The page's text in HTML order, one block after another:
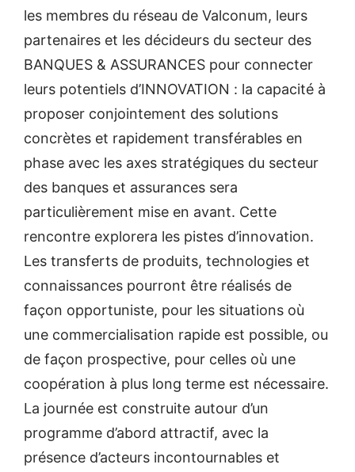
les membres du réseau de Valconum, leurs
partenaires et les décideurs du secteur des
BANQUES & ASSURANCES pour connecter
leurs potentiels d’INNOVATION : la capacité à
proposer conjointement des solutions
concrètes et rapidement transférables en
phase avec les axes stratégiques du secteur
des banques et assurances sera
particulièrement mise en avant. Cette
rencontre explorera les pistes d’innovation.
Les transferts de produits, technologies et
connaissances pourront être réalisés de
façon opportuniste, pour les situations où
une commercialisation rapide est possible, ou
de façon prospective, pour celles où une
coopération à plus long terme est nécessaire.
La journée est construite autour d’un
programme d’abord attractif, avec la
présence d’acteurs incontournables et